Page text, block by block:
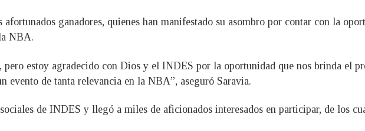
ganadores, quienes han manifestado su asombro por contar con la
NBA.
pero estoy agradecido con Dios y el INDES por la oportunidad que nos brinda el
evento de tanta relevancia en la NBA”, aseguró Saravia.
de INDES y llegó a miles de aficionados interesados en participar, de los